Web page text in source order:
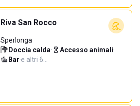
Riva San Rocco
Sperlonga
Doccia calda· Accesso animali·
Bar·e altri 6…